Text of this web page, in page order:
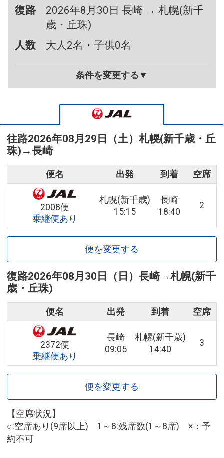
復路
2026年8月30日 長崎 → 札幌(新千
歳・丘珠)
人数
大人2名・子供0名
条件を変更する▼
往路2026年08月29日（土） 札幌(新千歳・丘
珠) →長崎
便名 出発 到着 空席
2008便
乗継便あり
札幌(新千歳)
15:15
長崎
18:40
2
便を変更する
復路2026年08月30日（日） 長崎→札幌(新千
歳・丘珠)
便名 出発 到着 空席
2372便
乗継便あり
長崎
09:05
札幌(新千歳)
14:40
3
便を変更する
【空席状況】
○:空席あり(9席以上) 1～8:残席数(1～8席) ×：予
約不可